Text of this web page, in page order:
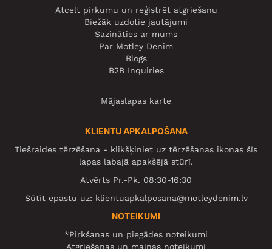
Atcelt pirkumu un reģistrēt atgriešanu
Biežāk uzdotie jautājumi
Sazināties ar mums
Par Motley Denim
Blogs
B2B Inquiries
Mājaslapas karte
KLIENTU APKALPOŠANA
Tiešraides tērzēšana - klikšķiniet uz tērzēšanas ikonas šīs
lapas labajā apakšējā stūrī.
Atvērts Pr.-Pk. 08:30-16:30
Sūtīt epastu uz: klientuapkalposana@motleydenim.lv
NOTEIKUMI
*Pirkšanas un piegādes noteikumi
Atgriešanas un maiņas noteikumi